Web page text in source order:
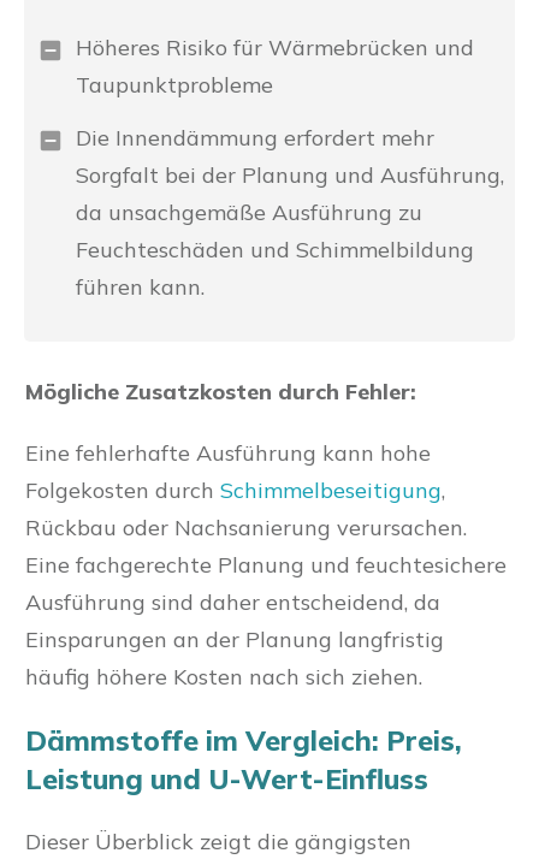
Höheres Risiko für Wärmebrücken und
Taupunktprobleme
Die Innendämmung erfordert mehr
Sorgfalt bei der Planung und Ausführung,
da unsachgemäße Ausführung zu
Feuchteschäden und Schimmelbildung
führen kann.
Mögliche Zusatzkosten durch Fehler:
Eine fehlerhafte Ausführung kann hohe
Folgekosten durch Schimmelbeseitigung,
Rückbau oder Nachsanierung verursachen.
Eine fachgerechte Planung und feuchtesichere
Ausführung sind daher entscheidend, da
Einsparungen an der Planung langfristig
häufig höhere Kosten nach sich ziehen.
Dämmstoffe im Vergleich: Preis,
Leistung und U-Wert-Einfluss
Dieser Überblick zeigt die gängigsten